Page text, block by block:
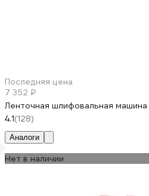
Последняя цена
7 352 ₽
Ленточная шлифовальная машина
4.1(128)
Аналоги
Нет в наличии